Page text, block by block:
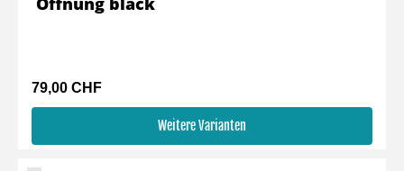
79,00 CHF
Weitere Varianten